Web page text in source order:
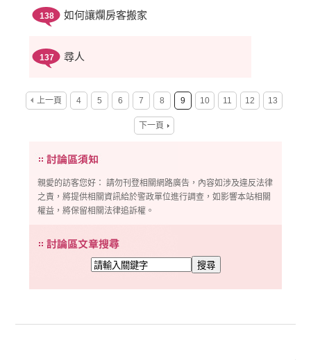
138 如何讓爛房客搬家
137 尋人
上一頁 4 5 6 7 8 9 10 11 12 13
下一頁
親愛的訪客您好： 請勿刊登相關網路廣告，內容如涉及違反法律
之責，將提供相關資訊給於警政單位進行調查，如影響本站相關
權益，將保留相關法律追訴權。